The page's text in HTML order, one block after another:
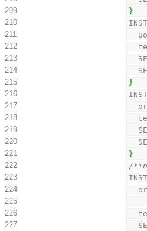
209
}
210
211
212
213
214
215
}
216
217
218
219
220
221
}
222
/
223
224
225
226
227